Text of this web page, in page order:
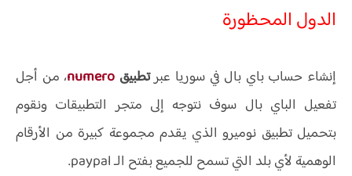
الدول المحظورة
إنشاء حساب باي بال في سوريا عبرتطبيق numero، من أجل
تفعيل الباي بال سوف نتوجه إلى متجر التطبيقات ونقوم
بتحميل تطبيق نوميرو الذي يقدم مجموعة كبيرة من الأرقام
الوهمية لأي بلد التي تسمح للجميع بفتح الـ paypal.